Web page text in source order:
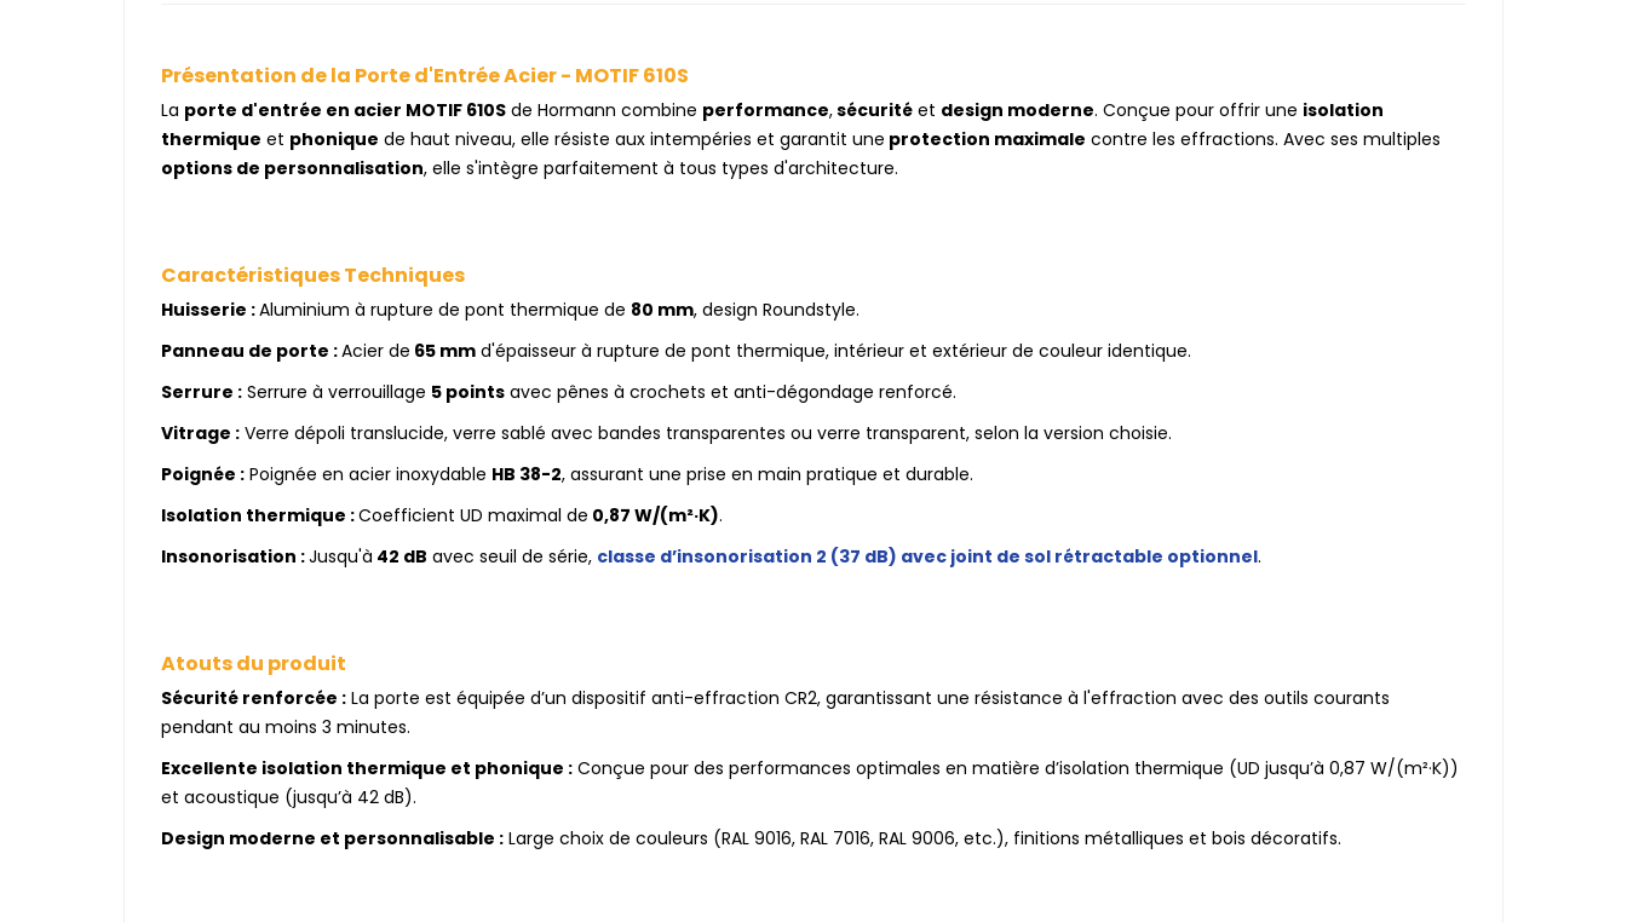
Présentation de la Porte d'Entrée Acier - MOTIF 610S
La porte d'entrée en acier MOTIF 610S de Hormann combine performance,sécurité et design moderne. Conçue pour offrir une isolation
thermique et phonique de haut niveau, elle résiste aux intempéries et garantit une protection maximale contre les effractions. Avec ses multiples
options de personnalisation, elle s'intègre parfaitement à tous types d'architecture.
Caractéristiques Techniques
Huisserie :Aluminium à rupture de pont thermique de 80 mm, design Roundstyle.
Panneau de porte :Acier de 65 mm d'épaisseur à rupture de pont thermique, intérieur et extérieur de couleur identique.
Serrure : Serrure à verrouillage 5 points avec pênes à crochets et anti-dégondage renforcé.
Vitrage : Verre dépoli translucide, verre sablé avec bandes transparentes ou verre transparent, selon la version choisie.
Poignée : Poignée en acier inoxydable HB 38-2, assurant une prise en main pratique et durable.
Isolation thermique :Coefficient UD maximal de 0,87 W/(m²·K).
Insonorisation :Jusqu'à 42 dB avec seuil de série, classe d’insonorisation 2 (37 dB) avec joint de sol rétractable optionnel.
Atouts du produit
Sécurité renforcée : La porte est équipée d’un dispositif anti-effraction CR2, garantissant une résistance à l'effraction avec des outils courants
pendant au moins 3 minutes.
Excellente isolation thermique et phonique : Conçue pour des performances optimales en matière d’isolation thermique (UD jusqu’à 0,87 W/(m²·K))
et acoustique (jusqu’à 42 dB).
Design moderne et personnalisable : Large choix de couleurs (RAL 9016, RAL 7016, RAL 9006, etc.), finitions métalliques et bois décoratifs.